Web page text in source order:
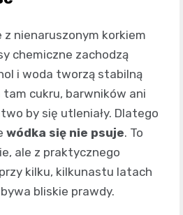
z nienaruszonym korkiem
chemiczne zachodzą
i woda tworzą stabilną
tam cukru, barwników ani
by się utleniały. Dlatego
wódka się nie psuje. To
ale z praktycznego
kilku, kilkunastu latach
bliskie prawdy.